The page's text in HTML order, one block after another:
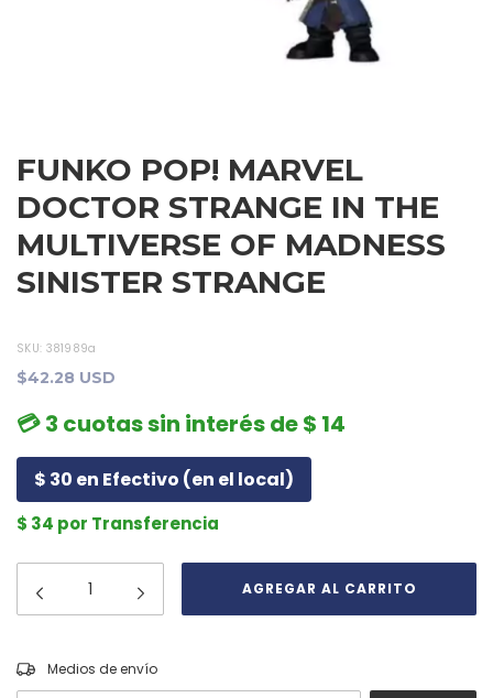
FUNKO POP! MARVEL
DOCTOR STRANGE IN THE
MULTIVERSE OF MADNESS
SINISTER STRANGE
SKU: 381989a
$42.28 USD
💳 3 cuotas sin interés de $ 14
$ 30 en Efectivo (en el local)
$ 34 por Transferencia
Entregas para el CP:
Medios de envío